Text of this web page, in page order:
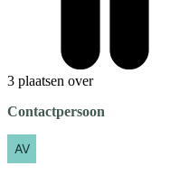
3 plaatsen over
Contactpersoon